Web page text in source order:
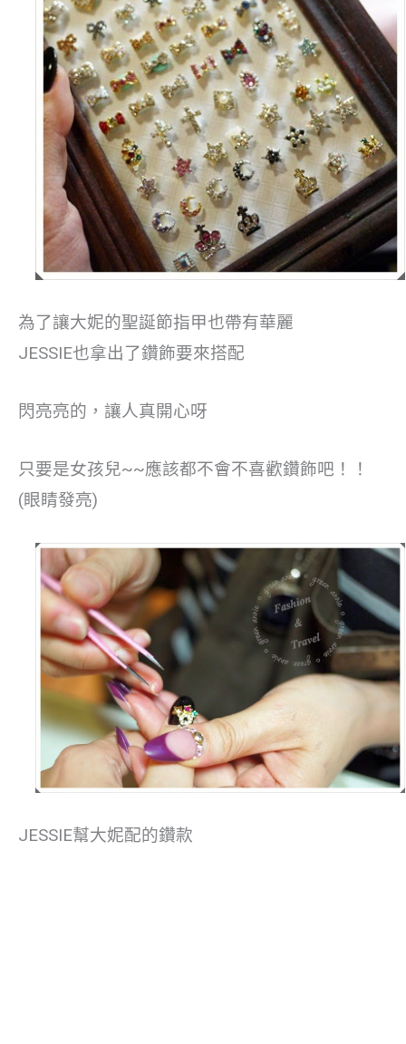
為了讓大妮的聖誕節指甲也帶有華麗
JESSIE也拿出了鑽飾要來搭配
閃亮亮的，讓人真開心呀
只要是女孩兒~~應該都不會不喜歡鑽飾吧！！
(眼睛發亮)
JESSIE幫大妮配的鑽款